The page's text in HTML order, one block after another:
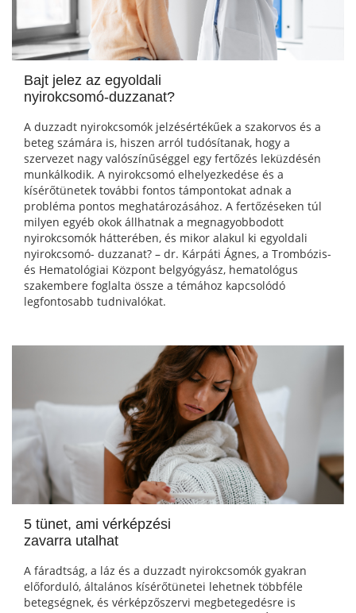
Bajt jelez az egyoldali
nyirokcsomó-duzzanat?
A duzzadt nyirokcsomók jelzésértékűek a szakorvos és a
beteg számára is, hiszen arról tudósítanak, hogy a
szervezet nagy valószínűséggel egy fertőzés leküzdésén
munkálkodik. A nyirokcsomó elhelyezkedése és a
kísérőtünetek további fontos támpontokat adnak a
probléma pontos meghatározásához. A fertőzéseken túl
milyen egyéb okok állhatnak a megnagyobbodott
nyirokcsomók hátterében, és mikor alakul ki egyoldali
nyirokcsomó- duzzanat? – dr. Kárpáti Ágnes, a Trombózis-
és Hematológiai Központ belgyógyász, hematológus
szakembere foglalta össze a témához kapcsolódó
legfontosabb tudnivalókat.
5 tünet, ami vérképzési
zavarra utalhat
A fáradtság, a láz és a duzzadt nyirokcsomók gyakran
előforduló, általános kísérőtünetei lehetnek többféle
betegségnek, és vérképzőszervi megbetegedésre is